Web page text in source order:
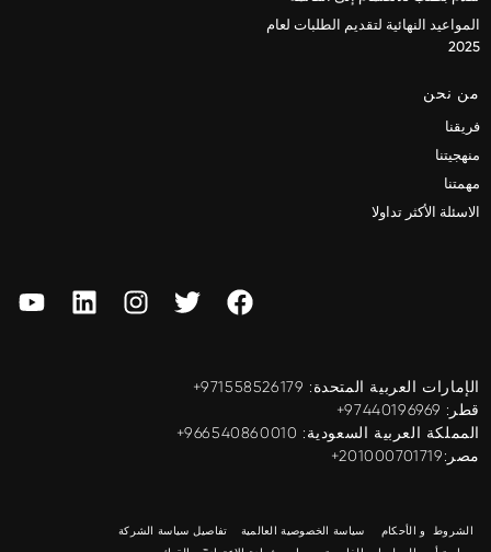
المواعيد النهائية لتقديم الطلبات لعام
2025
من نحن
فريقنا
منهجيتنا
مهمتنا
الاسئلة الأكثر تداولا
الإمارات العربية المتحدة: ‎+971558526179
قطر: ‎+97440196969
المملكة العربية السعودية: ‎+966540860010
مصر:201000701719+
الشروط و الأحكام سياسة الخصوصية العالمية
تفاصيل سياسة الشركة